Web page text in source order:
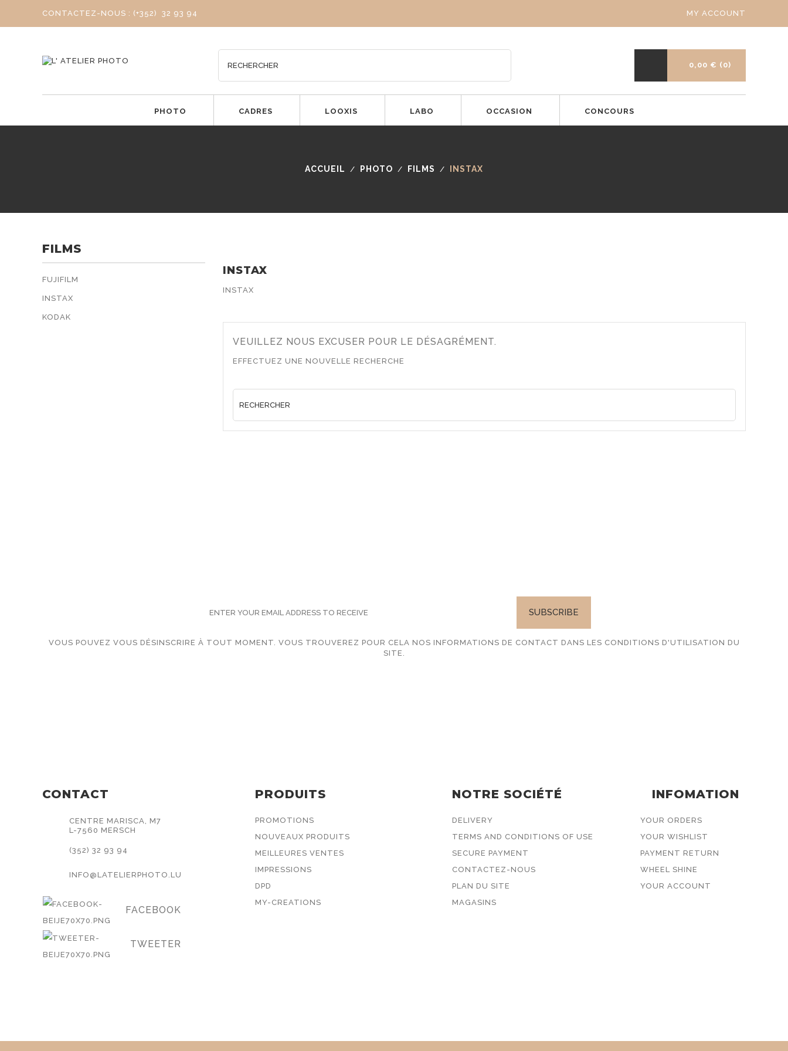
CONTACTEZ-NOUS : (+352) 32 93 94 MY ACCOUNT
(0)
0,00 €
PHOTO CADRES LOOXIS LABO OCCASION CONCOURS
ACCUEIL PHOTO FILMS INSTAX
FILMS
FUJIFILM
INSTAX
KODAK
INSTAX
INSTAX
VEUILLEZ NOUS EXCUSER POUR LE DÉSAGRÉMENT.
EFFECTUEZ UNE NOUVELLE RECHERCHE
VOUS POUVEZ VOUS DÉSINSCRIRE À TOUT MOMENT. VOUS TROUVEREZ POUR CELA NOS INFORMATIONS DE CONTACT DANS LES CONDITIONS D'UTILISATION DU
SITE.
CONTACT
CENTRE MARISCA, M7
L-7560 MERSCH
(352) 32 93 94
INFO@LATELIERPHOTO.LU
FACEBOOK
TWEETER
PRODUITS
PROMOTIONS
NOUVEAUX PRODUITS
MEILLEURES VENTES
IMPRESSIONS
DPD
MY-CREATIONS
NOTRE SOCIÉTÉ
DELIVERY
TERMS AND CONDITIONS OF USE
SECURE PAYMENT
CONTACTEZ-NOUS
PLAN DU SITE
MAGASINS
INFOMATION
YOUR ORDERS
YOUR WISHLIST
PAYMENT RETURN
WHEEL SHINE
YOUR ACCOUNT